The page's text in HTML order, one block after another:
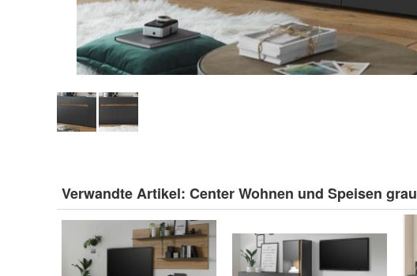
Verwandte Artikel: Center Wohnen und Speisen grau